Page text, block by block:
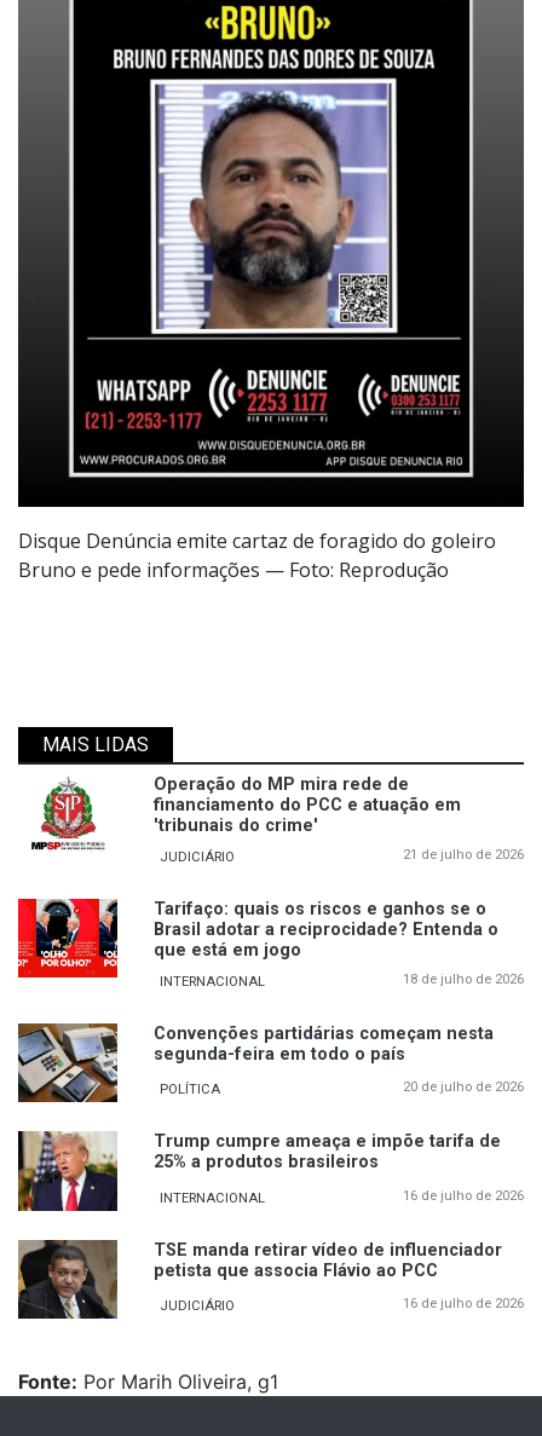
Disque Denúncia emite cartaz de foragido do goleiro
Bruno e pede informações — Foto: Reprodução
MAIS LIDAS
Operação do MP mira rede de
financiamento do PCC e atuação em
'tribunais do crime'
JUDICIÁRIO 21 de julho de 2026
Tarifaço: quais os riscos e ganhos se o
Brasil adotar a reciprocidade? Entenda o
que está em jogo
INTERNACIONAL 18 de julho de 2026
Convenções partidárias começam nesta
segunda-feira em todo o país
POLÍTICA 20 de julho de 2026
Trump cumpre ameaça e impõe tarifa de
25% a produtos brasileiros
INTERNACIONAL 16 de julho de 2026
TSE manda retirar vídeo de influenciador
petista que associa Flávio ao PCC
JUDICIÁRIO 16 de julho de 2026
Fonte: Por Marih Oliveira, g1